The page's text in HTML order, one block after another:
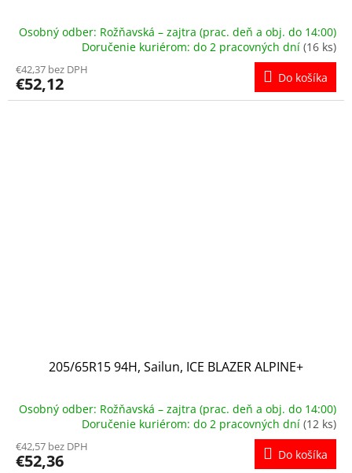
Osobný odber: Rožňavská – zajtra (prac. deň a obj. do 14:00)
Doručenie kuriérom: do 2 pracovných dní (16 ks)
€42,37 bez DPH
€52,12 Do košíka
205/65R15 94H, Sailun, ICE BLAZER ALPINE+
Osobný odber: Rožňavská – zajtra (prac. deň a obj. do 14:00)
Doručenie kuriérom: do 2 pracovných dní (12 ks)
€42,57 bez DPH
€52,36 Do košíka